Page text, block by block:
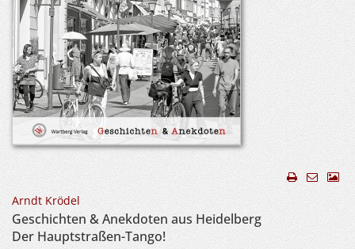
Arndt Krödel
Geschichten & Anekdoten aus Heidelberg
Der Hauptstraßen-Tango!